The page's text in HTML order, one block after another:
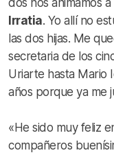
Irratia. Yo allí no
las dos hijas. Me
secretaria de los
Uriarte hasta Mario
años porque ya me
«He sido muy feliz
compañeros